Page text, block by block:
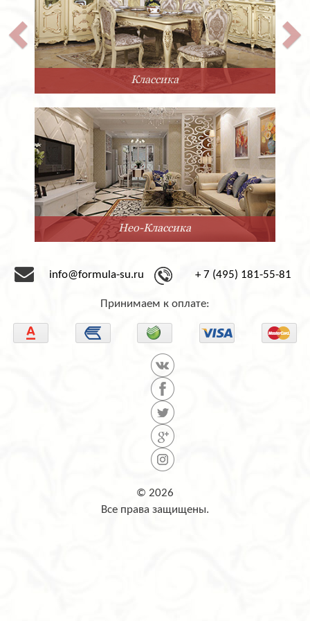
Количество выдвижных ящичков также можно
варьировать по желанию заказчика.
Двуспальная кровать Super Soft из Италии фабрики
San Giacomo выполнена в современном стиле. Она
отличается невероятной прочностью, благодаря
каркасу из массива. Лаконичный дизайн позволяет
гармонично вписать её в любой современный
интерьер.
Компания «Формула успеха» сотрудничает с
фабрикой San Giacomo с 1995 года. Мы предлагаем
мебель под заказ от этого замечательного
производителя. Срок доставки – 2-3 месяца со дня
оформления заказа.
Классика
Нео-Классика
info@formula-su.ru + 7 (495) 181-55-81
Принимаем к оплате:
© 2026
Все права защищены.